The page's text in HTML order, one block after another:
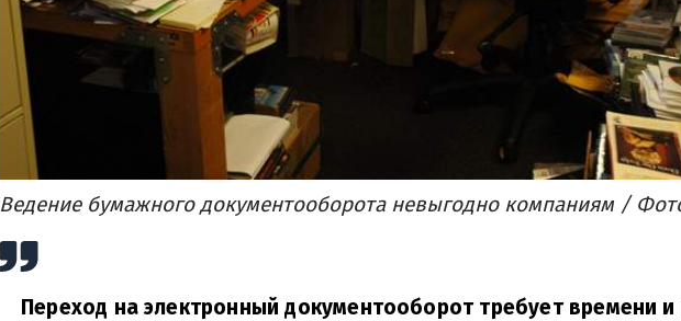
Ведение бумажного документооборота невыгодно компаниям /
Переход на электронный документооборот требует времени и